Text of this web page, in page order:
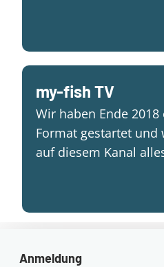
my-fish TV
Wir haben Ende
Format gestartet und
auf diesem Kanal
Anmeldung